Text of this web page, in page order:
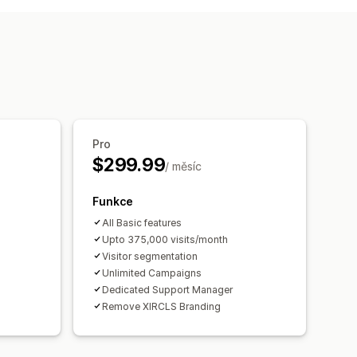
doručováním e-mailů
doručováním SMS Kampaně
Geolokace Segmentace
Pro
$299.99/ měsíc
Funkce
All Basic features
Upto 375,000 visits/month
Visitor segmentation
Unlimited Campaigns
Dedicated Support Manager
Remove XIRCLS Branding